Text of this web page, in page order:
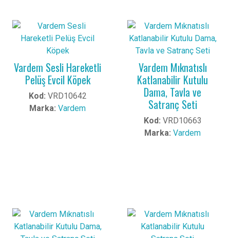
Vardem Sesli Hareketli
Pelüş Evcil Köpek
Kod: VRD10642
Marka: Vardem
Vardem Mıknatıslı
Katlanabilir Kutulu
Dama, Tavla ve
Satranç Seti
Kod: VRD10663
Marka: Vardem